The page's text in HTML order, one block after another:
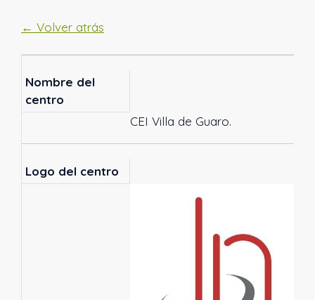
← Volver atrás
Nombre del
centro
CEI Villa de Guaro.
Logo del centro